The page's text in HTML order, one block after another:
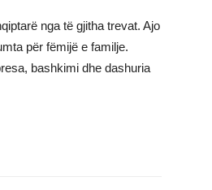
nga të gjitha trevat. Ajo
për fëmijë e familje.
bashkimi dhe dashuria